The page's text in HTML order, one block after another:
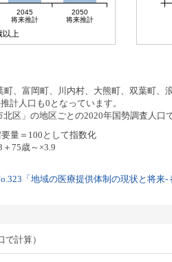
2045
将来推計
2050
将来推計
以上
、富岡町、川内村、大熊町、双葉町
人口も0となっています。
区」の地区ごとの2020年国勢調査人口
量＝100として指数化
75歳～×3.9
「地域の医療提供体制の現状と将
計算）